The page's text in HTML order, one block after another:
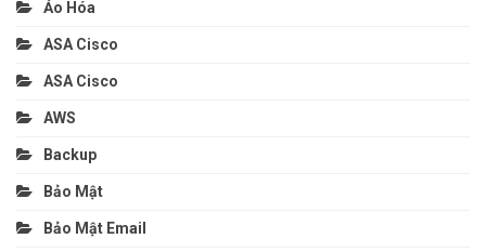
Ảo Hóa
ASA Cisco
ASA Cisco
AWS
Backup
Bảo Mật
Bảo Mật Email